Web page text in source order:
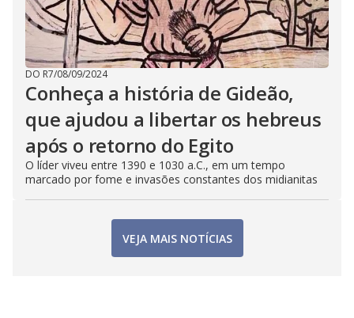
DO R7/08/09/2024
Conheça a história de Gideão,
que ajudou a libertar os hebreus
após o retorno do Egito
O líder viveu entre 1390 e 1030 a.C., em um tempo
marcado por fome e invasões constantes dos midianitas
VEJA MAIS NOTÍCIAS